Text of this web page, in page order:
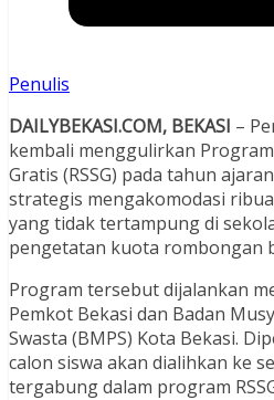
Penulis
DAILYBEKASI.COM, BEKASI –
kembali menggulirkan
Gratis (RSSG) pada tahun
strategis mengakomodasi
yang tidak tertampung di
pengetatan kuota rombongan
Program tersebut dijalankan
Pemkot Bekasi dan Badan
Swasta (BMPS) Kota Bekasi.
calon siswa akan dialihkan ke
tergabung dalam program